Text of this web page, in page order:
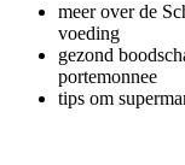
meer over de
voeding
gezond
portemonnee
tips om